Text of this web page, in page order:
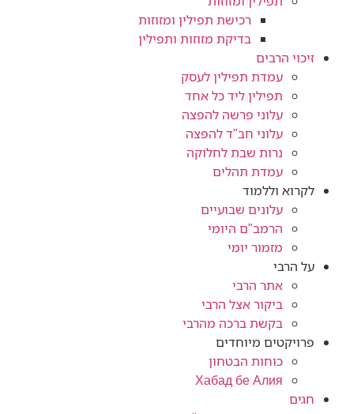
רכישת תפילין ומזוזות
בדיקת מזוזות ותפילין
זיכוי הרבים
עמדת תפילין לעסק
תפילין ליד כל אחד
עלוני פרשה להפצה
עלוני חב"ד להפצה
נרות שבת לחלוקה
עמדת תהלים
לקרוא וללמוד
עלונים שבועיים
הרמב"ם היומי
מזמור יומי
על הרבי
אתר הרבי
ביקור אצל הרבי
בקשת ברכה מהרבי
פרויקטים מיוחדים
כוחות הבטחון
Хабад бе Алия
חגים